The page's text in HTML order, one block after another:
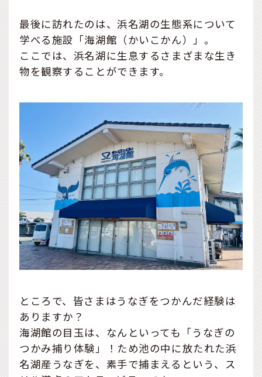
最後に訪れたのは、浜名湖の生態系について
学べる施設「海湖館（かいこかん）」。
ここでは、浜名湖に生息するさまざまな生き
物を観察することができます。
ところで、皆さまはうなぎをつかんだ経験は
ありますか？
海湖館の目玉は、なんといっても「うなぎの
つかみ捕り体験」！ため池の中に放たれた浜
名湖産うなぎを、素手で捕まえるという、ス